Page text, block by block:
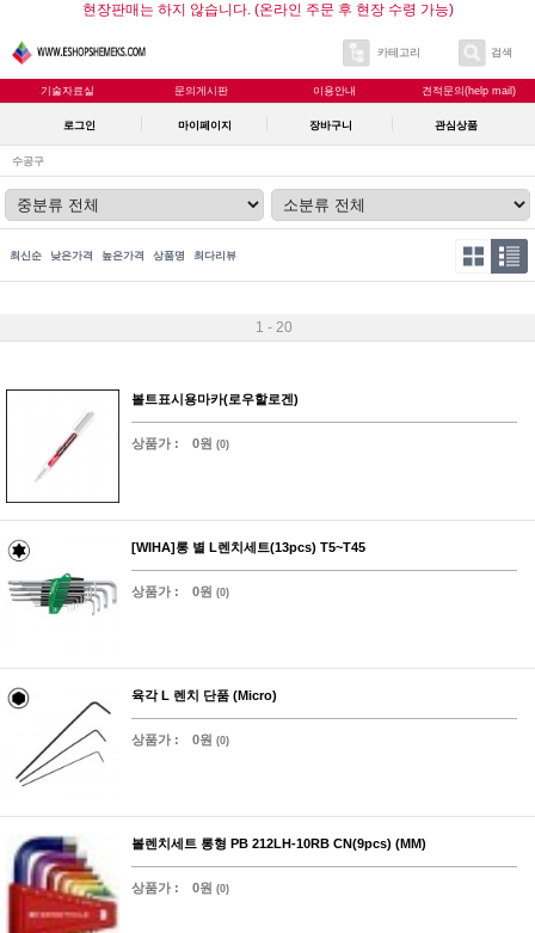
현장판매는 하지 않습니다. (온라인 주문 후 현장 수령 가능)
카테고리 검색
기술자료실 문의게시판 이용안내 견적문의(help mail)
로그인 마이페이지 장바구니 관심상품
수공구
최신순 낮은가격 높은가격 상품명 최다리뷰
1 - 20
볼트표시용마카(로우할로겐)
상품가 : 0원 (0)
[WIHA]롱 별 L렌치세트(13pcs) T5~T45
상품가 : 0원 (0)
육각 L 렌치 단품 (Micro)
상품가 : 0원 (0)
볼렌치세트 롱형 PB 212LH-10RB CN(9pcs) (MM)
상품가 : 0원 (0)